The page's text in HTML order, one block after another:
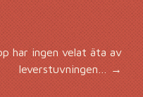
har ingen velat äta av
leverstuvningen… →